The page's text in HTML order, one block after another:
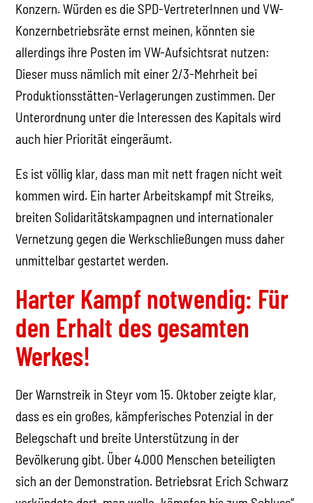
Konzern. Würden es die SPD-VertreterInnen und VW-
Konzernbetriebsräte ernst meinen, könnten sie
allerdings ihre Posten im VW-Aufsichtsrat nutzen:
Dieser muss nämlich mit einer 2/3-Mehrheit bei
Produktionsstätten-Verlagerungen zustimmen. Der
Unterordnung unter die Interessen des Kapitals wird
auch hier Priorität eingeräumt.
Es ist völlig klar, dass man mit nett fragen nicht weit
kommen wird. Ein harter Arbeitskampf mit Streiks,
breiten Solidaritätskampagnen und internationaler
Vernetzung gegen die Werkschließungen muss daher
unmittelbar gestartet werden.
Harter Kampf notwendig: Für
den Erhalt des gesamten
Werkes!
Der Warnstreik in Steyr vom 15. Oktober zeigte klar,
dass es ein großes, kämpferisches Potenzial in der
Belegschaft und breite Unterstützung in der
Bevölkerung gibt. Über 4.000 Menschen beteiligten
sich an der Demonstration. Betriebsrat Erich Schwarz